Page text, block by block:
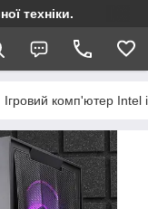
техніки.
Ігровий комп'ютер